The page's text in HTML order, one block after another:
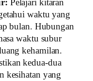
Pelajari kitaran
waktu yang
bulan. Hubungan
waktu subur
kehamilan.
kedua-dua
kesihatan yang